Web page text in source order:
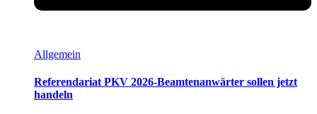
Allgemein
Referendariat PKV 2026-Beamtenanwärter sollen jetzt
handeln